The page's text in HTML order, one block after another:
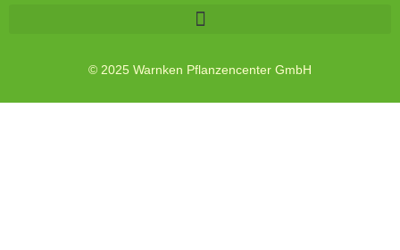
© 2025 Warnken Pflanzencenter GmbH